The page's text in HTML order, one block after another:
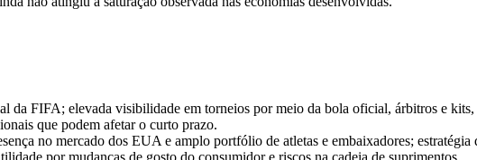
FIFA; elevada visibilidade em torneios por meio da bola oficial, árbitros e kits,
que podem afetar o curto prazo.
no mercado dos EUA e amplo portfólio de atletas e embaixadores; estratégia